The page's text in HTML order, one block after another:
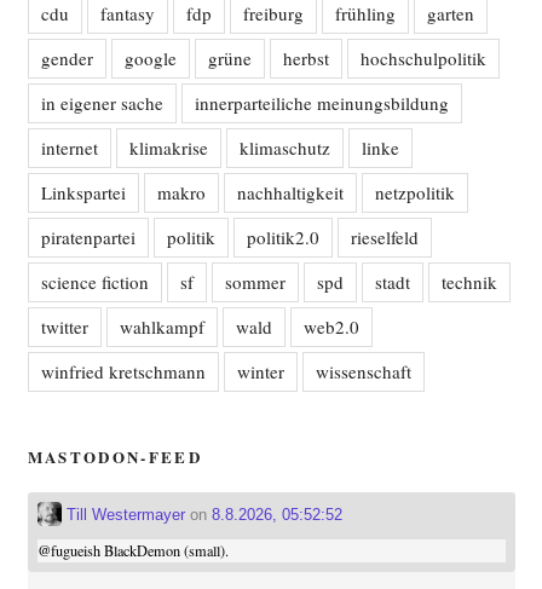
cdu
fantasy fdp freiburg frühling
garten
gender
google grüne herbst
hochschulpolitik
in eigener sache
innerparteiliche meinungsbildung
internet
klimakrise klimaschutz
linke
Linkspartei
makro nachhaltigkeit
netzpolitik
piratenpartei
politik politik2.0
rieselfeld
science fiction
sf sommer spd stadt
technik
twitter
wahlkampf wald
web2.0
winfried kretschmann
winter wissenschaft
MASTODON-FEED
Till Westermayeron 8.8.2026, 05:52:52
@fugueishBlackDemon (small).